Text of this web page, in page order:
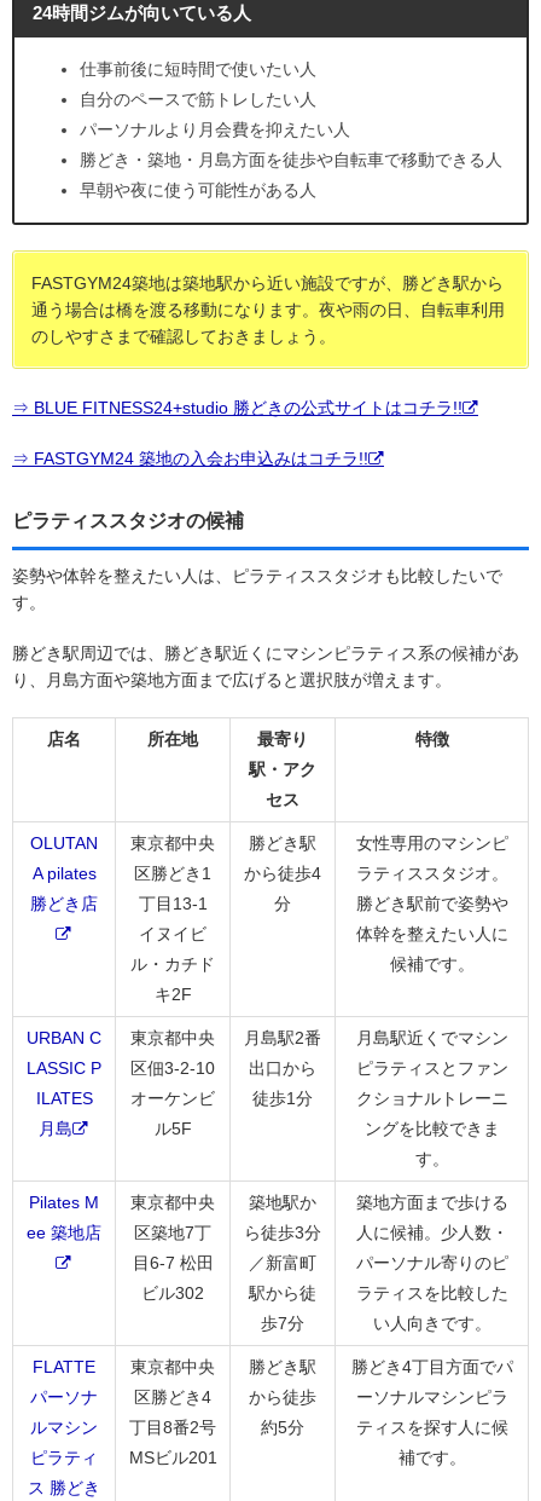
24時間ジムが向いている人
仕事前後に短時間で使いたい人
自分のペースで筋トレしたい人
パーソナルより月会費を抑えたい人
勝どき・築地・月島方面を徒歩や自転車で移動できる人
早朝や夜に使う可能性がある人
FASTGYM24築地は築地駅から近い施設ですが、勝どき駅から
通う場合は橋を渡る移動になります。夜や雨の日、自転車利用
のしやすさまで確認しておきましょう。
⇒ BLUE FITNESS24+studio 勝どきの公式サイトはコチラ!!
⇒ FASTGYM24 築地の入会お申込みはコチラ!!
ピラティススタジオの候補
姿勢や体幹を整えたい人は、ピラティススタジオも比較したいで
す。
勝どき駅周辺では、勝どき駅近くにマシンピラティス系の候補があ
り、月島方面や築地方面まで広げると選択肢が増えます。
店名 所在地
最寄り
駅・アク
セス
特徴
OLUTAN
A pilates
勝どき店
東京都中央
区勝どき1
丁目13-1
イヌイビ
ル・カチド
キ2F
勝どき駅
から徒歩4
分
女性専用のマシンピ
ラティススタジオ。
勝どき駅前で姿勢や
体幹を整えたい人に
候補です。
URBAN C
LASSIC P
ILATES
月島
東京都中央
区佃3-2-10
オーケンビ
ル5F
月島駅2番
出口から
徒歩1分
月島駅近くでマシン
ピラティスとファン
クショナルトレーニ
ングを比較できま
す。
Pilates M
ee 築地店
東京都中央
区築地7丁
目6-7 松田
ビル302
築地駅か
ら徒歩3分
／新富町
駅から徒
歩7分
築地方面まで歩ける
人に候補。少人数・
パーソナル寄りのピ
ラティスを比較した
い人向きです。
FLATTE
パーソナ
ルマシン
ピラティ
ス 勝どき
東京都中央
区勝どき4
丁目8番2号
MSビル201
勝どき駅
から徒歩
約5分
勝どき4丁目方面でパ
ーソナルマシンピラ
ティスを探す人に候
補です。